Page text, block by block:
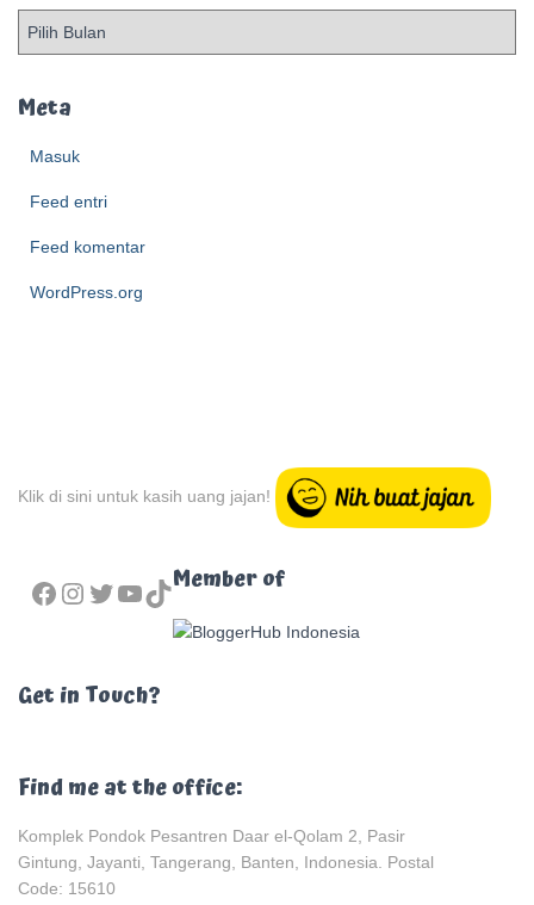
h
Meta
Masuk
Feed entri
Feed komentar
WordPress.org
Klik di sini untuk kasih uang jajan!
FACEBOOK INSTAGRAM TWITTER YOUTUBE TIKTOK
Member of
Get in Touch?
Find me at the office:
Komplek Pondok Pesantren Daar el-Qolam 2, Pasir
Gintung, Jayanti, Tangerang, Banten, Indonesia. Postal
Code: 15610